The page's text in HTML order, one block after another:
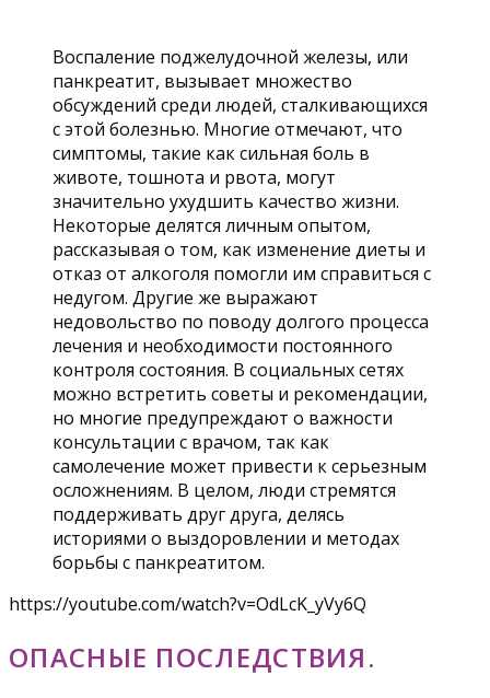
Воспаление поджелудочной железы, или
панкреатит, вызывает множество
обсуждений среди людей, сталкивающихся
с этой болезнью. Многие отмечают, что
симптомы, такие как сильная боль в
животе, тошнота и рвота, могут
значительно ухудшить качество жизни.
Некоторые делятся личным опытом,
рассказывая о том, как изменение диеты и
отказ от алкоголя помогли им справиться с
недугом. Другие же выражают
недовольство по поводу долгого процесса
лечения и необходимости постоянного
контроля состояния. В социальных сетях
можно встретить советы и рекомендации,
но многие предупреждают о важности
консультации с врачом, так как
самолечение может привести к серьезным
осложнениям. В целом, люди стремятся
поддерживать друг друга, делясь
историями о выздоровлении и методах
борьбы с панкреатитом.
https://youtube.com/watch?v=OdLcK_yVy6Q
ОПАСНЫЕ ПОСЛЕДСТВИЯ.